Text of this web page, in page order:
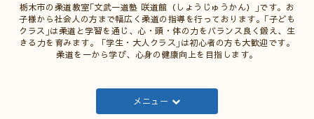
栃木市の柔道教室｢文武一道塾 咲道館（しょうじゅうかん）｣です。お
子様から社会人の方まで幅広く柔道の指導を行っております。｢子ども
クラス｣は柔道と学習を通じ、心・頭・体の力をバランス良く鍛え、生
きる力を育みます。 ｢学生・大人クラス｣は初心者の方も大歓迎です。
柔道を一から学び、心身の健康向上を目指します。
メニュー